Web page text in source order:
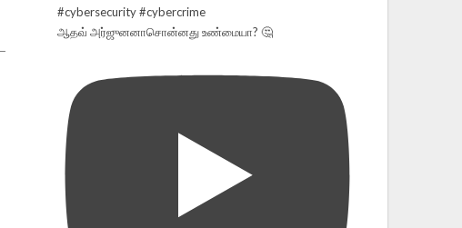
ஆதவ் அர்ஜுனனாசொன்னது உண்மையா? 🤔